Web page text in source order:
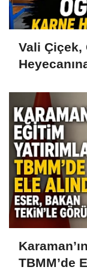
Vali Çiçek,
TBMM’de